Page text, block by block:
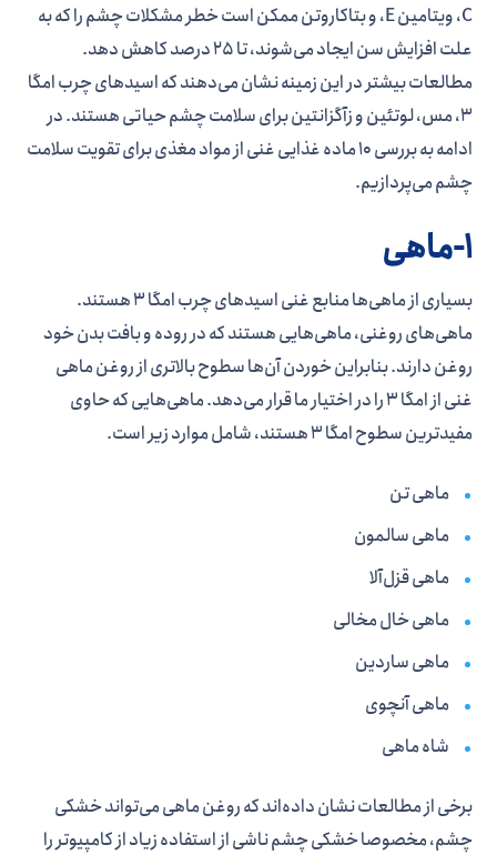
C، ویتامین E، و بتاکاروتن ممکن است خطر مشکلات چشم را که به
علت افزایش سن ایجاد می‌شوند، تا 25 درصد کاهش دهد.
مطالعات بیشتر در این زمینه نشان می‌دهند که اسیدهای چرب امگا
3، مس، لوتئین و زآگزانتین برای سلامت چشم حیاتی هستند. در
ادامه به بررسی 10 ماده غذایی غنی از مواد مغذی برای تقویت سلامت
چشم می‌پردازیم.
1-ماهی
بسیاری از ماهی‌ها منابع غنی اسیدهای چرب امگا 3 هستند.
ماهی‌های روغنی، ماهی‌هایی هستند که در روده و بافت بدن خود
روغن دارند. بنابراین خوردن آن‌ها سطوح بالاتری از روغن ماهی
غنی از امگا 3 را در اختیار ما قرار می‌دهد. ماهی‌هایی که حاوی
مفیدترین سطوح امگا 3 هستند، شامل موارد زیر است.
ماهی تن
ماهی سالمون
ماهی قزل‌آلا
ماهی خال مخالی
ماهی ساردین
ماهی آنچوی
شاه ماهی
برخی از مطالعات نشان داده‌اند که روغن ماهی می‌تواند خشکی
چشم، مخصوصا خشکی چشم ناشی از استفاده زیاد از کامپیوتر را